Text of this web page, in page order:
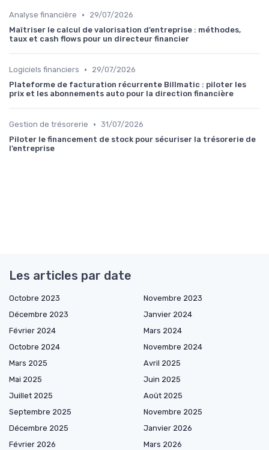
Analyse financière •
29/07/2026
Maîtriser le calcul de valorisation d’entreprise : méthodes,
taux et cash flows pour un directeur financier
Logiciels financiers •
29/07/2026
Plateforme de facturation récurrente Billmatic : piloter les
prix et les abonnements auto pour la direction financière
Gestion de trésorerie • 31/07/2026
Piloter le financement de stock pour sécuriser la trésorerie de
l’entreprise
Les articles par date
Octobre 2023
Novembre 2023
Décembre 2023
Janvier 2024
Février 2024
Mars 2024
Octobre 2024
Novembre 2024
Mars 2025
Avril 2025
Mai 2025
Juin 2025
Juillet 2025
Août 2025
Septembre 2025
Novembre 2025
Décembre 2025
Janvier 2026
Février 2026
Mars 2026